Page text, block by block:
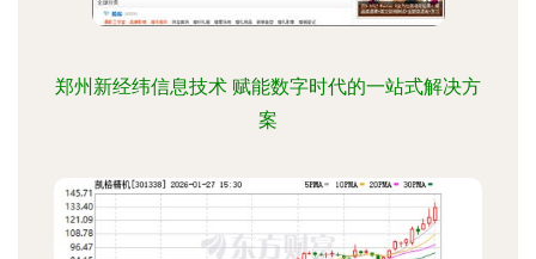
郑州新经纬信息技术 赋能数字时代的一站式解决方
案